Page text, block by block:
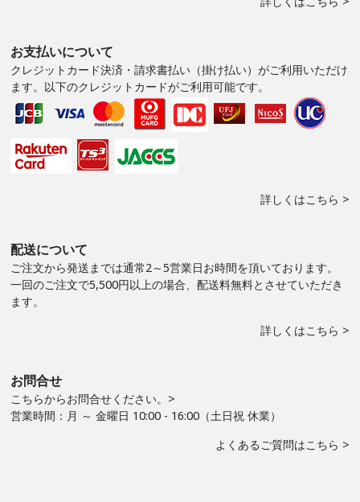
お支払いについて
クレジットカード決済・請求書払い（掛け払い）がご利用いただけ
ます。以下のクレジットカードがご利用可能です。
詳しくはこちら >
配送について
ご注文から発送までは通常2～5営業日お時間を頂いております。
一回のご注文で5,500円以上の場合、配送料無料とさせていただき
ます。
詳しくはこちら >
お問合せ
こちらからお問合せください。>
営業時間：月 ～ 金曜日 10:00 - 16:00（土日祝 休業）
よくあるご質問はこちら >